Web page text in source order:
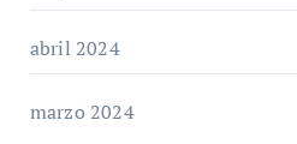
abril 2024
marzo 2024